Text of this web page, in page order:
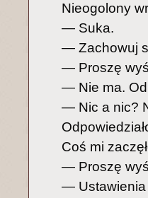
Nieogolony
— Suka.
— Zachowuj
— Proszę
— Nie ma.
— Nic a nic?
Coś mi
— Proszę
— Ustawienia